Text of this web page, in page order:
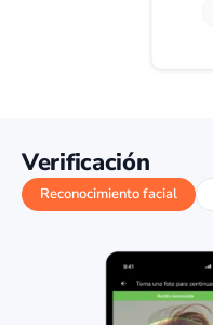
Verificación
Reconocimiento facial